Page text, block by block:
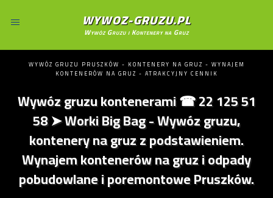
WYWOZ-GRUZU.PL
Wywóz Gruzu i Kontenery na Gruz
WYWÓZ GRUZU PRUSZKÓW - KONTENERY NA GRUZ - WYNAJEM
KONTENERÓW NA GRUZ - ATRAKCYJNY CENNIK
Wywóz gruzu kontenerami ☎ 22 125 51
58 ➤ Worki Big Bag - Wywóz gruzu,
kontenery na gruz z podstawieniem.
Wynajem kontenerów na gruz i odpady
pobudowlane i poremontowe Pruszków.